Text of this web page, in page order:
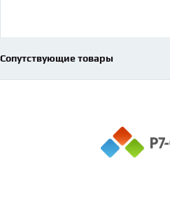
Сопутствующие товары